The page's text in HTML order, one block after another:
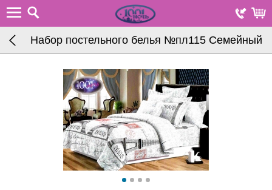
Набор постельного белья №пл115 Семейный